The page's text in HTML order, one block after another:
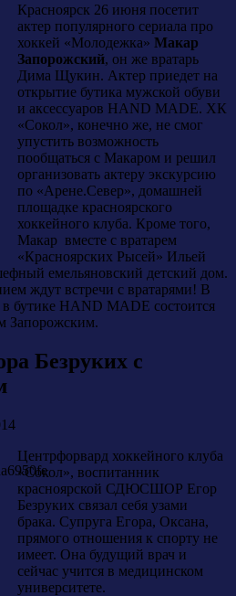
Красноярск 26 июня посетит
актер популярного сериала про
хоккей «Молодежка» Макар
Запорожский, он же вратарь
Дима Щукин. Актер приедет на
открытие бутика мужской обуви
и аксессуаров HAND MADE. ХК
«Сокол», конечно же, не смог
упустить возможность
пообщаться с Макаром и решил
организовать актеру экскурсию
по «Арене.Север», домашней
площадке красноярского
хоккейного клуба. Кроме того,
Макар вместе с вратарем
«Красноярских Рысей» Ильей
емельяновский детский дом.
ждут встречи с вратарями! В
бутике HAND MADE состоится
Запорожским.
Безруких с
Центрфорвард хоккейного клуба
«Сокол», воспитанник
красноярской СДЮСШОР Егор
Безруких связал себя узами
брака. Супруга Егора, Оксана,
прямого отношения к спорту не
имеет. Она будущий врач и
сейчас учится в медицинском
университете.